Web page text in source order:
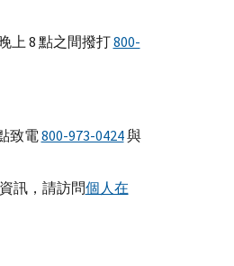
上 8 點之間撥打800-
致電800-973-0424與
訊，請訪問個人在